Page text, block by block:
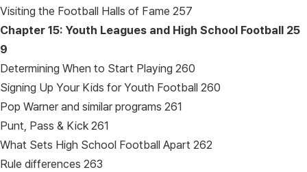
Visiting the Football Halls of Fame 257
Chapter 15: Youth Leagues and High School Football 25
9
Determining When to Start Playing 260
Signing Up Your Kids for Youth Football 260
Pop Warner and similar programs 261
Punt, Pass & Kick 261
What Sets High School Football Apart 262
Rule differences 263